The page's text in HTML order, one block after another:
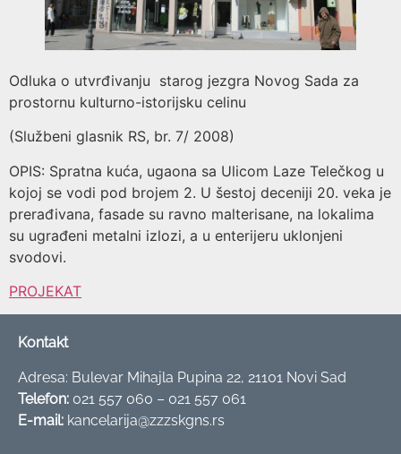
Odluka o utvrđivanju starog jezgra Novog Sada za
prostornu kulturno-istorijsku celinu
(Službeni glasnik RS, br. 7/ 2008)
OPIS: Spratna kuća, ugaona sa Ulicom Laze Telečkog u
kojoj se vodi pod brojem 2. U šestoj deceniji 20. veka je
prerađivana, fasade su ravno malterisane, na lokalima
su ugrađeni metalni izlozi, a u enterijeru uklonjeni
svodovi.
PROJEKAT
Kontakt
Adresa: Bulevar Mihajla Pupina 22, 21101 Novi Sad
Telefon: 021 557 060 – 021 557 061
E-mail: kancelarija@zzzskgns.rs